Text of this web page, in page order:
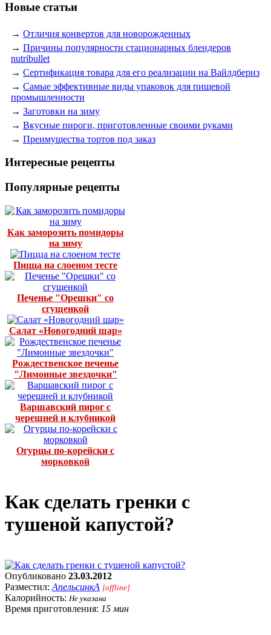
Новые статьи
→ Отличия конвертов для новорожденных
→ Причины популярности стационарных блендеров
nutribullet
→ Сертификация товара для его реализации на Вайлдбериз
→ Самые эффективные виды упаковок для пищевой
промышленности
→ Заготовки на зиму
→ Вкусные пироги, приготовленные своими руками
→ Преимущества тортов под заказ
Интересные рецепты
Популярные рецепты
Как заморозить помидоры
на зиму
Пицца на слоеном тесте
Печенье "Орешки" со
сгущенкой
Салат «Новогодний шар»
Рождественское печенье
"Лимонные звездочки"
Варшавский пирог с
черешней и клубникой
Огурцы по-корейски с
морковкой
Как сделать гренки с
тушеной капустой?
Опубликовано 23.03.2012
Разместил: АпельсинкА [offline]
Калорийность: Не указана
Время приготовления: 15 мин